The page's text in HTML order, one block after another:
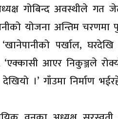
गोबिन्द अवस्थीले
योजना अन्तिम
पर्खाल,
आएर निकुञ्जले
।’ गाँउमा निर्माण